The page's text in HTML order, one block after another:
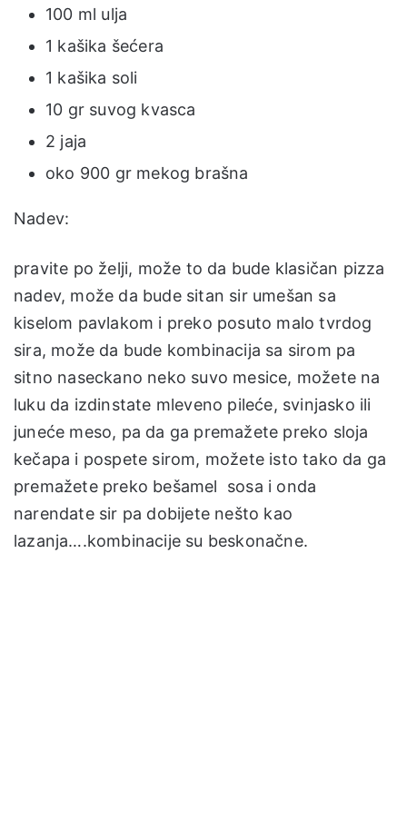
100 ml ulja
1 kašika šećera
1 kašika soli
10 gr suvog kvasca
2 jaja
oko 900 gr mekog brašna
Nadev:
pravite po želji, može to da bude klasičan pizza
nadev, može da bude sitan sir umešan sa
kiselom pavlakom i preko posuto malo tvrdog
sira, može da bude kombinacija sa sirom pa
sitno naseckano neko suvo mesice, možete na
luku da izdinstate mleveno pileće, svinjasko ili
juneće meso, pa da ga premažete preko sloja
kečapa i pospete sirom, možete isto tako da ga
premažete preko bešamel sosa i onda
narendate sir pa dobijete nešto kao
lazanja….kombinacije su beskonačne.